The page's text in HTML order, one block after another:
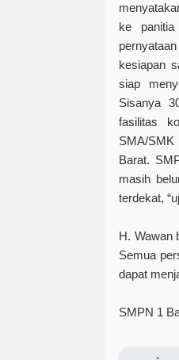
ke
kesiapan
siap
Sisanya
fasilitas
SMA/
Barat.
masih
terdekat,
H. Wawan
Semua
dapat
SMPN 1
-